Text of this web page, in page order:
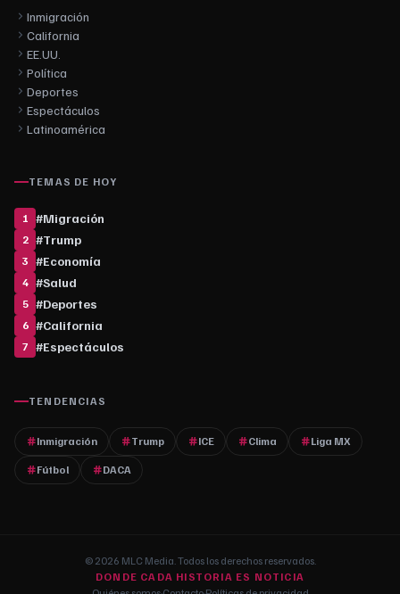
Inmigración
California
EE.UU.
Política
Deportes
Espectáculos
Latinoamérica
TEMAS DE HOY
1 #Migración
2 #Trump
3 #Economía
4 #Salud
5 #Deportes
6 #California
7 #Espectáculos
TENDENCIAS
Inmigración Trump ICE Clima Liga MX
Fútbol DACA
© 2026 MLC Media. Todos los derechos reservados.
DONDE CADA HISTORIA ES NOTICIA